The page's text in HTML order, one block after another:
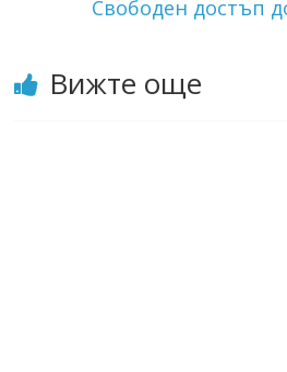
Свободен достъп
Вижте още